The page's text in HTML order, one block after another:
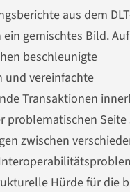
aus dem
gemischtes Bild.
beschleunigte
und vereinfachte
Transaktionen
problematischen Seite
zwischen
Hürde für die